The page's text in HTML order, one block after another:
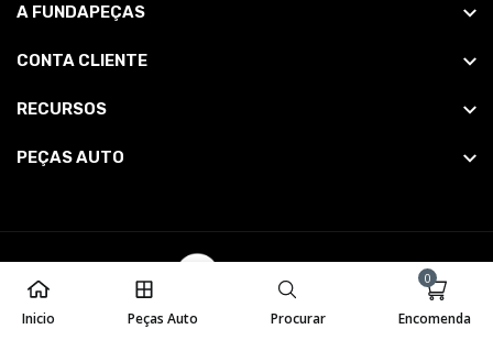
Inicio Peças Auto Procurar Encomenda
0
A FUNDAPEÇAS
CONTA CLIENTE
RECURSOS
PEÇAS AUTO